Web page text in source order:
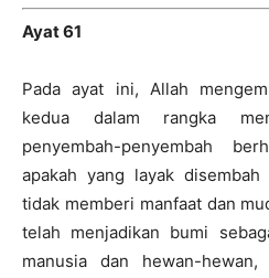
Ayat 61
Pada ayat ini, Allah
kedua dalam rangka
penyembah-penyembah
apakah yang layak
tidak memberi manfaat dan
telah menjadikan bumi
manusia dan hewan-